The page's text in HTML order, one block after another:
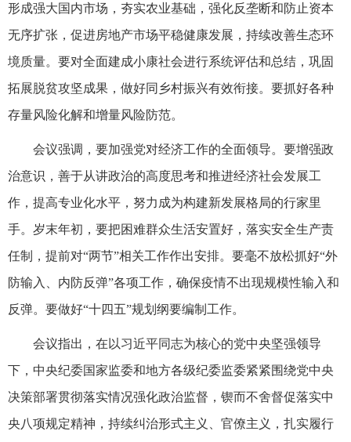
形成强大国内市场，夯实农业基础，强化反垄断和防止资本
无序扩张，促进房地产市场平稳健康发展，持续改善生态环
境质量。要对全面建成小康社会进行系统评估和总结，巩固
拓展脱贫攻坚成果，做好同乡村振兴有效衔接。要抓好各种
存量风险化解和增量风险防范。
会议强调，要加强党对经济工作的全面领导。要增强政
治意识，善于从讲政治的高度思考和推进经济社会发展工
作，提高专业化水平，努力成为构建新发展格局的行家里
手。岁末年初，要把困难群众生活安置好，落实安全生产责
任制，提前对“两节”相关工作作出安排。要毫不放松抓好“外
防输入、内防反弹”各项工作，确保疫情不出现规模性输入和
反弹。要做好“十四五”规划纲要编制工作。
会议指出，在以习近平同志为核心的党中央坚强领导
下，中央纪委国家监委和地方各级纪委监委紧紧围绕党中央
决策部署贯彻落实情况强化政治监督，锲而不舍督促落实中
央八项规定精神，持续纠治形式主义、官僚主义，扎实履行